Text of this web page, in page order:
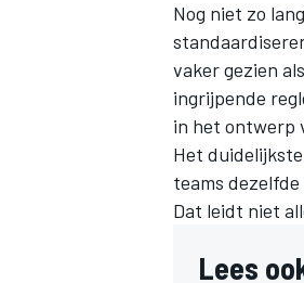
Nog niet zo
vaker gezien
ingrijpende
in het ontwerp
Het
teams
Dat leidt niet
Lees